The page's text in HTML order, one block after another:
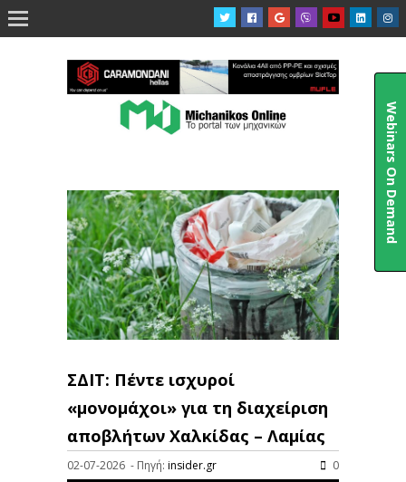

ΣΔΙΤ: Πέντε ισχυροί
«μονομάχοι» για τη διαχείριση
αποβλήτων Χαλκίδας – Λαμίας
02-07-2026 - Πηγή: insider.gr 0
Webinars On Demand